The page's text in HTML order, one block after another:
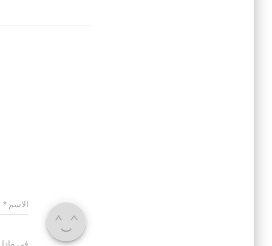
الاسم *
في